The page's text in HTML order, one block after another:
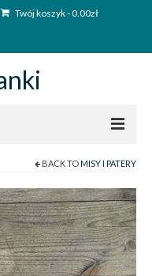
Twój koszyk-0.00zł
BACK TOMISY I PATERY